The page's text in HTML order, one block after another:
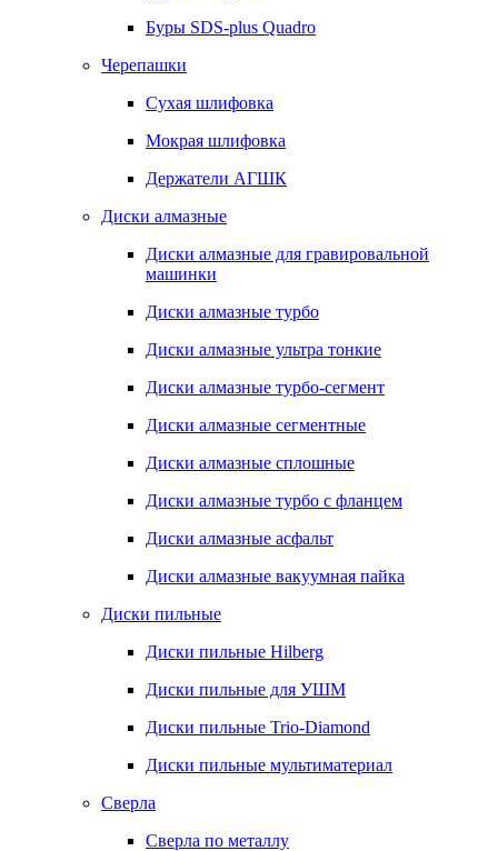
Буры SDS-plus Quadro
Черепашки
Сухая шлифовка
Мокрая шлифовка
Держатели АГШК
Диски алмазные
Диски алмазные для гравировальной
машинки
Диски алмазные турбо
Диски алмазные ультра тонкие
Диски алмазные турбо-сегмент
Диски алмазные сегментные
Диски алмазные сплошные
Диски алмазные турбо с фланцем
Диски алмазные асфальт
Диски алмазные вакуумная пайка
Диски пильные
Диски пильные Hilberg
Диски пильные для УШМ
Диски пильные Trio-Diamond
Диски пильные мультиматериал
Сверла
Сверла по металлу